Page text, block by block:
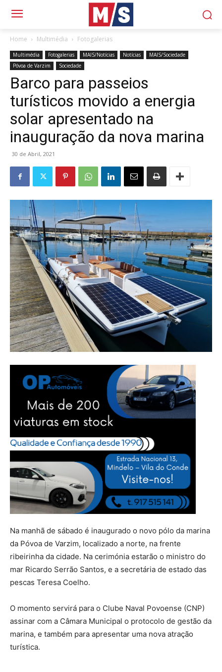
Home Multimédia Fotogalerias
Multimédia Fotogalerias MAIS/Notícias Notícias
MAIS/Sociedade
Póvoa de Varzim
Sociedade
Barco para passeios
turísticos movido a energia
solar apresentado na
inauguração da nova marina
30 de Abril, 2021
Na manhã de sábado é inaugurado o novo pólo da marina
da Póvoa de Varzim, localizado a norte, na frente
ribeirinha da cidade. Na cerimónia estarão o ministro do
mar Ricardo Serrão Santos, e a secretária de estado das
pescas Teresa Coelho.
O momento servirá para o Clube Naval Povoense (CNP)
assinar com a Câmara Municipal o protocolo de gestão da
marina, e também para apresentar uma nova atração
turística.